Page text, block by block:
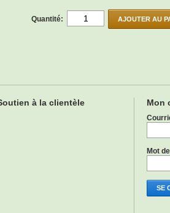
Quantité: AJOUTER AU
à la clientèle Mon
Mot
SE